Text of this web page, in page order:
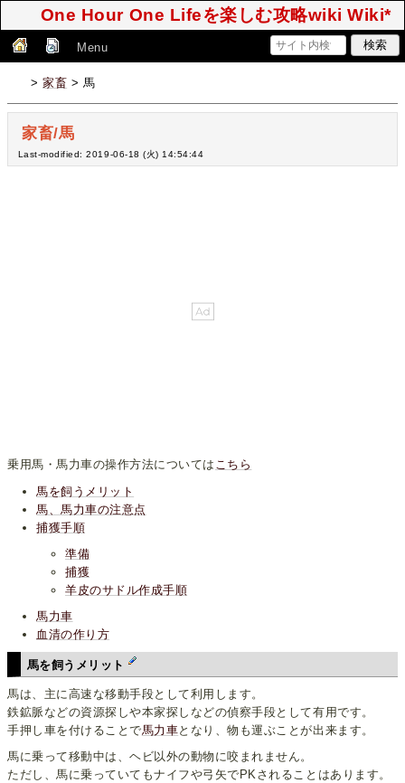
One Hour One Lifeを楽しむ攻略wiki Wiki*
Menu
>家畜 > 馬
家畜/馬
Last-modified: 2019-06-18 (火) 14:54:44
乗用馬・馬力車の操作方法については こちら
馬を飼うメリット
馬、馬力車の注意点
捕獲手順
準備
捕獲
羊皮のサドル作成手順
馬力車
血清の作り方
馬を飼うメリット
馬は、主に高速な移動手段として利用します。
鉄鉱脈などの資源探しや本家探しなどの偵察手段として有用です。
手押し車を付けることで馬力車となり、物も運ぶことが出来ます。
馬に乗って移動中は、ヘビ以外の動物に咬まれません。
ただし、馬に乗っていてもナイフや弓矢でPKされることはあります。